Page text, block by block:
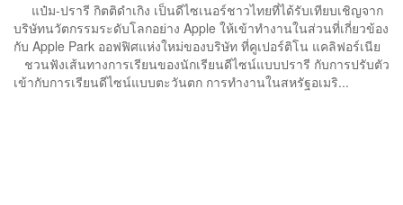
แป๋ม-ปรารี กิตติดำเกิง เป็นดีไซเนอร์ชาวไทยที่ได้รับเทียบเชิญจาก
บริษัทนวัตกรรมระดับโลกอย่าง Apple ให้เข้าทำงานในส่วนที่เกี่ยวข้อง
กับ Apple Park ออฟฟิศแห่งใหม่ของบริษัท ที่คูเปอร์ติโน แคลิฟอร์เนีย
ชวนฟังเส้นทางการเรียนของนักเรียนดีไซน์แบบปรารี กับการปรับตัว
เข้ากับการเรียนดีไซน์แบบตะวันตก การทำงานในสหรัฐอเมริ...